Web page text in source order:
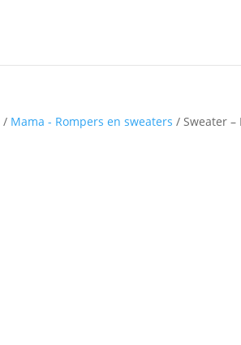
/ Mama - Rompers en sweaters / Sweater –